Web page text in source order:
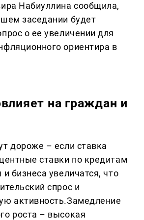
Набиуллина сообщила,
заседании будет
о ее увеличении для
ориентира в
на граждан и
дороже – если ставка
ставки по кредитам
бизнеса увеличатся, что
спрос и
активность.Замедление
роста – высокая